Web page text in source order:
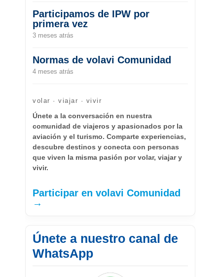
Participamos de IPW por
primera vez
3 meses atrás
Normas de volavi Comunidad
4 meses atrás
volar · viajar · vivir
Únete a la conversación en nuestra
comunidad de viajeros y apasionados por la
aviación y el turismo. Comparte experiencias,
descubre destinos y conecta con personas
que viven la misma pasión por volar, viajar y
vivir.
Participar en volavi Comunidad
→
Únete a nuestro canal de
WhatsApp